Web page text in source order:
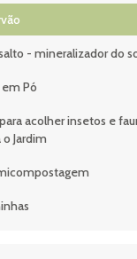
- mineralizador do
Pó
acolher insetos e
Jardim